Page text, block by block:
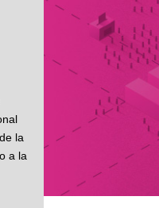
la
a la